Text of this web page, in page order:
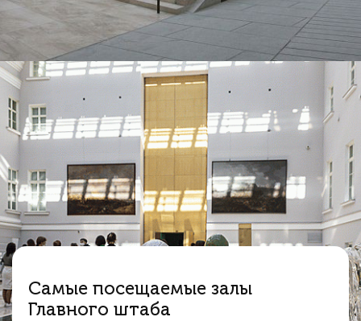
Самые посещаемые залы
Главного штаба